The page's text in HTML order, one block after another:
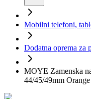
Mobilni telefoni,
Dodatna oprema za
MOYE Zamenska
44/45/49mm